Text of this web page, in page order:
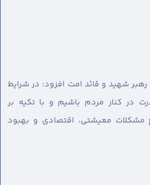
شهید و قائد امت افزود: در شرایط
در کنار مردم باشیم و با تکیه بر
مشکلات معیشتی، اقتصادی و بهبود